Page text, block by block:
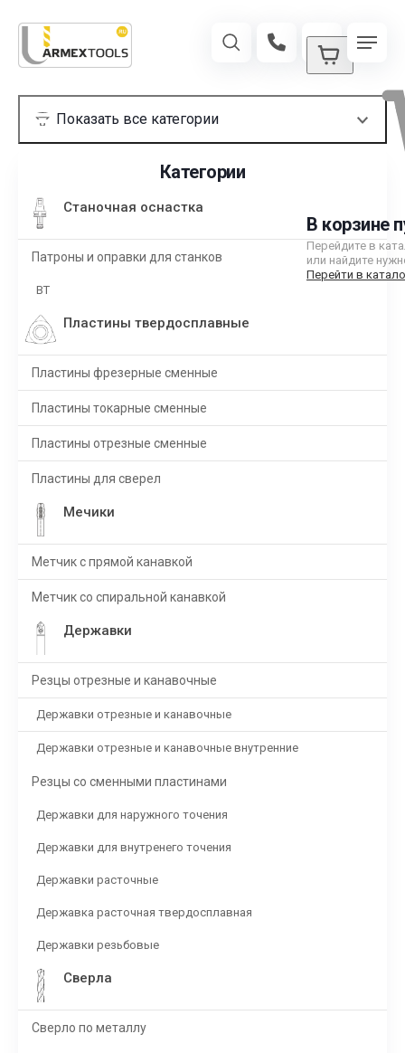
В корзине
Перейдите в
или найдите
Перейти в
Категории
Станочная оснастка
Патроны и оправки для станков
BT
Пластины твердосплавные
Пластины фрезерные сменные
Пластины токарные сменные
Пластины отрезные сменные
Пластины для сверел
Мечики
Метчик с прямой канавкой
Метчик со спиральной канавкой
Державки
Резцы отрезные и канавочные
Державки отрезные и канавочные
Державки отрезные и канавочные внутренние
Резцы со сменными пластинами
Державки для наружного точения
Державки для внутренего точения
Державки расточные
Державка расточная твердосплавная
Державки резьбовые
Сверла
Сверло по металлу